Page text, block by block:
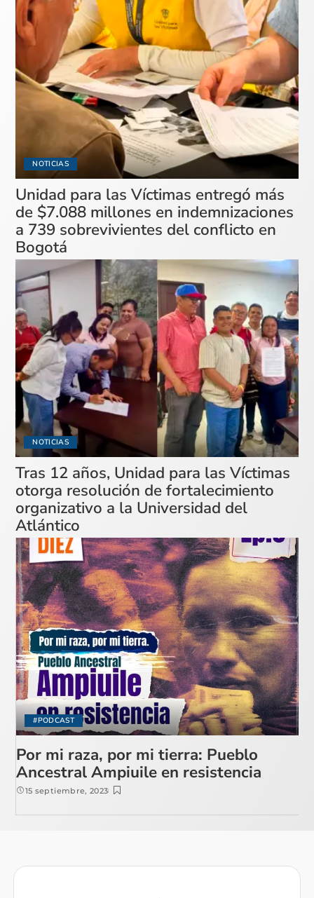
NOTICIAS
Unidad para las Víctimas entregó más
de $7.088 millones en indemnizaciones
a 739 sobrevivientes del conflicto en
Bogotá
NOTICIAS
Tras 12 años, Unidad para las Víctimas
otorga resolución de fortalecimiento
organizativo a la Universidad del
Atlántico
#PODCAST
Por mi raza, por mi tierra: Pueblo
Ancestral Ampiuile en resistencia
15 septiembre, 2023